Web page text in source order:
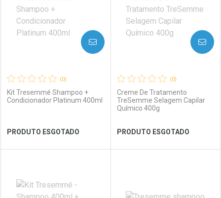
Ver Desconto Convênio Ver Desconto Convênio
(0)
Kit Tresemmé Shampoo +
Condicionador Platinum 400ml
PRODUTO ESGOTADO
AVISE-ME
Laboratório
Por Menos
(0)
Creme De Tratamento
TreSemme Selagem Capilar
Químico 400g
PRODUTO ESGOTADO
AVISE-ME
Laboratório
Por Menos